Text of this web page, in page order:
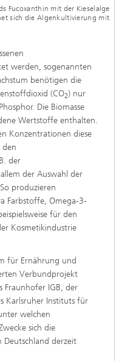
Fucoxanthin mit der Kieselalge
sich die Algenkultivierung mit
werden, sogenannten
benötigen die
(CO2) nur
Die Biomasse
Wertstoffe enthalten.
Konzentrationen diese
den
der
der Auswahl der
produzieren
Farbstoffe, Omega-3-
für den
Kosmetikindustrie
für Ernährung und
Verbundprojekt
Fraunhofer IGB, der
Karlsruher Instituts für
welchen
sich die
derzeit